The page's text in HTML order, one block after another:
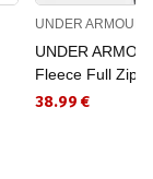
UNDER ARMOUR
UNDER
Fleece Full Zip
38.99 €